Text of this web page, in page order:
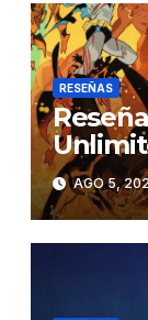
RESEÑAS
AGO 5,